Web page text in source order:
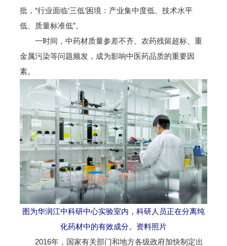
批，“行业面临‘三低’困境：产业集中度低、技术水平
低、质量标准低”。
一时间，中药材质量参差不齐、农药残留超标、重
金属污染等问题频发，成为影响中医药品质的重要因
素。
图为华润江中科研中心实验室内，科研人员正在分离纯
化药材中的有效成分。资料照片
2016年，国家有关部门和地方各级政府加快制定出